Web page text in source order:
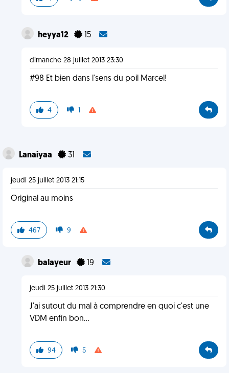
heyya12 15
dimanche 28 juillet 2013 23:30
#98 Et bien dans l'sens du poil Marcel!
4 1
Lanaiyaa 31
jeudi 25 juillet 2013 21:15
Original au moins
467 9
balayeur 19
jeudi 25 juillet 2013 21:30
J'ai sutout du mal à comprendre en quoi c'est une
VDM enfin bon…
94 5